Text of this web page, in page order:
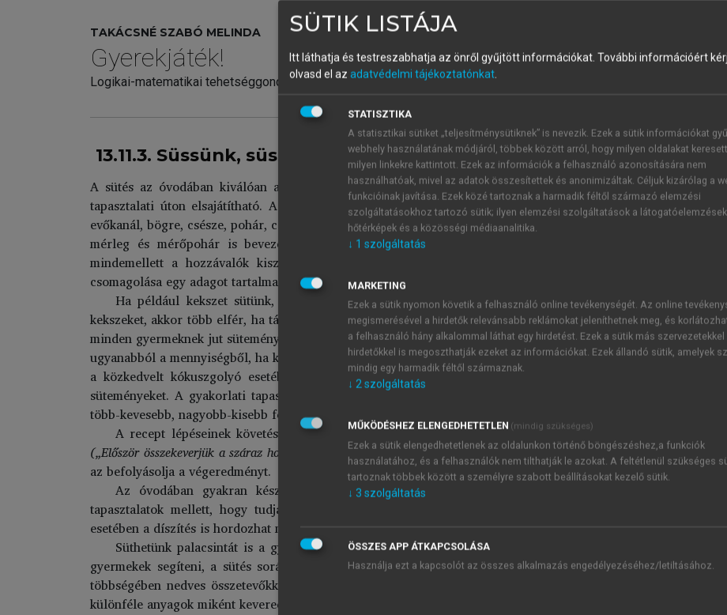
TAKÁCSNÉ SZABÓ MELINDA
Gyerekjáték!
Logikai-matematikai tehetséggondozás játékba ágyazva óvodásoknak
13.11.3. Süssünk, süssünk valamit!
A sütés az óvodában kiválóan alkalmas a matematikai készségek fejlesztésére, hiszen számos alapvető
tapasztalati úton elsajátítható. A hozzávalók kimérése során a gyermekek megismerkednek a
evőkanál, bögre, csésze, pohár, csipet mint mérőeszköz jelenhet meg, és könnyen tudnak dolgozni is ezekkel
mérleg és mérőpohár is bevezethető. Találkozhatnak a sütés során használt mértékegységekkel
mindemellett a hozzávalók kiszerelései is információval szolgálhatnak, a liszt és a cukor 1 kg-os
csomagolása egy adagot tartalmaz, a tejesdobozban 1 l tej van, a tojás dobozában 10 db tojás van stb.
Ha például kekszet sütünk, megszámlálhatják, hogy egy tepsibe hány darab fér. Megtapasztalhatják
kekszeket, akkor több elfér, ha távolabb, akkor kevesebb. Az adagok elkészítése során kölcsönösen
minden gyermeknek jut sütemény, vagy sem. Ha nagyobb mennyiségű keksztésztát gyúrnak össze, nagyobb
ugyanabból a mennyiségből, ha kevesebb tésztát használnak egy darabhoz, akkor több keksz készíthető,
a közkedvelt kókuszgolyó esetében is. Egy egybefüggő tészta esetén mind a méret, mind a darabszám
süteményeket. A gyakorlati tapasztalat segíti őket abban, hogy jobban megértsék az arányokat és a
több-kevesebb, nagyobb-kisebb fogalmát.
A recept lépéseinek követése segíti a sorrendiség, az időrendiség és az ok-okozati összefüggések
(„Először összekeverjük a száraz hozzávalókat, majd hozzáadjuk a nedves hozzávalókat.”) A gyermekek azt is
az befolyásolja a végeredményt.
Az óvodában gyakran készítenek mézeskalácsot karácsony előtt. A kiszúróformák használatával
tapasztalatok mellett, hogy tudják a lehető leggazdaságosabban felhasználni a tésztát, hogy minél több
esetében a díszítés is hordozhat magában matematikai tartalmakat, mintázatokat, sorozatokat alkothatnak.
Süthetünk palacsintát is a gyerekekkel ( 13.11.3. kép). Ebben az esetben a hozzávalók és a töltelékek
gyermekek segíteni, a sütés során megfigyelőként lehetnek jelen. A töltelékek elkészítése is számos
többségében nedves összetevőkkel dolgozunk. Egy fahéjas töltelék esetében őrölt fahéjat és porcukrot
különféle anyagok miként keverednek egymással.
SÜTIK LISTÁJA
Itt láthatja és testreszabhatja az önről gyűjtött információkat. További információért
olvasd el az adatvédelmi tájékoztatónkat.
STATISZTIKA
A statisztikai sütiket „teljesítménysütiknek” is nevezik. Ezek a sütik információkat
webhely használatának módjáról, többek között arról, hogy milyen oldalakat
milyen linkekre kattintott. Ezek az információk a felhasználó azonosítására nem
használhatóak, mivel az adatok összesítettek és anonimizáltak. Céljuk kizárólag a
funkcióinak javítása. Ezek közé tartoznak a harmadik féltől származó elemzési
szolgáltatásokhoz tartozó sütik; ilyen elemzési szolgáltatások a
hőtérképek és a közösségi médiaanalitika.
↓ 1 szolgáltatás
MARKETING
Ezek a sütik nyomon követik a felhasználó online tevékenységét. Az online
megismerésével a hirdetők relevánsabb reklámokat jeleníthetnek meg, és
a felhasználó hány alkalommal láthat egy hirdetést. Ezek a sütik más szervezetekkel
hirdetőkkel is megoszthatják ezeket az információkat. Ezek állandó sütik, amelyek
mindig egy harmadik féltől származnak.
↓ 2szolgáltatás
MŰKÖDÉSHEZ ELENGEDHETETLEN (mindig szükséges)
Ezek a sütik elengedhetetlenek az oldalunkon történő böngészéshez,a funkciók
használatához, és a felhasználók nem tilthatják le azokat. A feltétlenül szükséges
tartoznak többek között a személyre szabott beállításokat kezelő sütik.
↓ 3 szolgáltatás
ÖSSZES APP ÁTKAPCSOLÁSA
Használja ezt a kapcsolót az összes alkalmazás engedélyezéséhez/letiltásához.